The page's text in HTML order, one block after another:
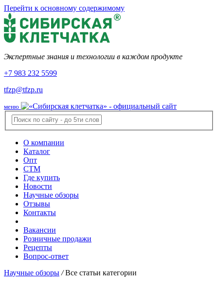
Перейти к основному содержимому
Экспертные знания и технологии в каждом продукте
+7 983 232 5599
tfzp@tfzp.ru
меню
О компании
Каталог
Опт
СТМ
Где купить
Новости
Научные обзоры
Отзывы
Контакты
Вакансии
Розничные продажи
Рецепты
Вопрос-ответ
Научные обзоры / Все статьи категории